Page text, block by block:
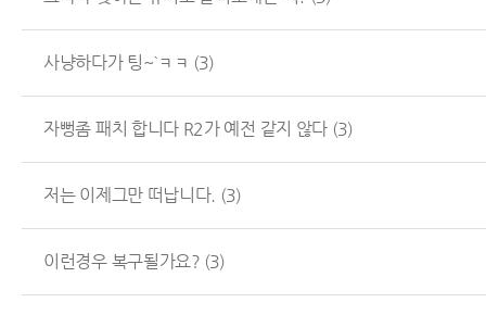
사냥하다가 팅~`ㅋㅋ (3)
자뻥좀 패치 합니다 R2가 예전 같지 않다 (3)
저는 이제그만 떠납니다. (3)
이런경우 복구될가요? (3)